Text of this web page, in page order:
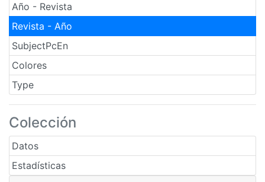
Año - Revista
Revista - Año
SubjectPcEn
Colores
Type
Colección
Datos
Estadísticas